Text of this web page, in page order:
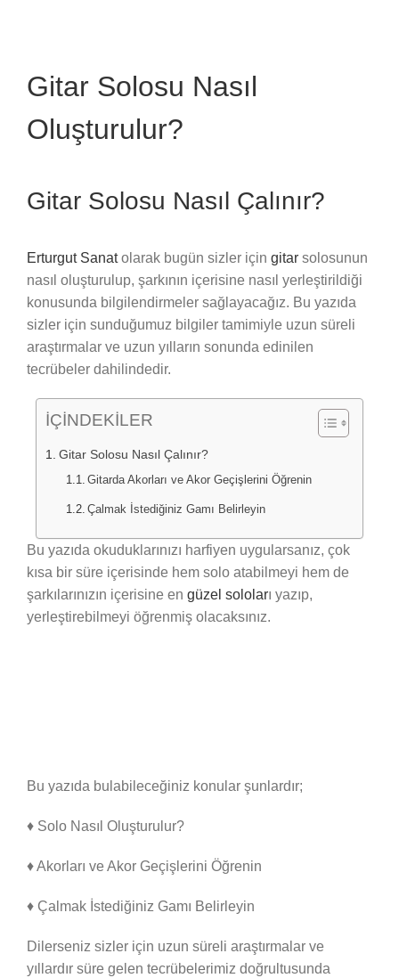
Gitar Solosu Nasıl
Oluşturulur?
Gitar Solosu Nasıl Çalınır?
Erturgut Sanatolarak bugün sizler için gitar solosunun
nasıl oluşturulup, şarkının içerisine nasıl yerleştirildiği
konusunda bilgilendirmeler sağlayacağız. Bu yazıda
sizler için sunduğumuz bilgiler tamimiyle uzun süreli
araştırmalar ve uzun yılların sonunda edinilen
tecrübeler dahilindedir.
İÇİNDEKİLER
Gitar Solosu Nasıl Çalınır?
Gitarda Akorları ve Akor Geçişlerini Öğrenin
Çalmak İstediğiniz Gamı Belirleyin
Bu yazıda okuduklarınızı harfiyen uygularsanız, çok
kısa bir süre içerisinde hem solo atabilmeyi hem de
şarkılarınızın içerisine en güzel soloları yazıp,
yerleştirebilmeyi öğrenmiş olacaksınız.
Bu yazıda bulabileceğiniz konular şunlardır;
♦ Solo Nasıl Oluşturulur?
♦ Akorları ve Akor Geçişlerini Öğrenin
♦ Çalmak İstediğiniz Gamı Belirleyin
Dilerseniz sizler için uzun süreli araştırmalar ve
yıllardır süre gelen tecrübelerimiz doğrultusunda